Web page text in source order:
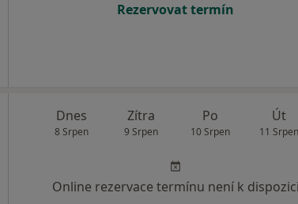
Rezervovat termín
Dnes
8 Srpen
Zítra
9 Srpen
Po
10 Srpen
Út
11 Srpen
Online rezervace termínu není k dispozici